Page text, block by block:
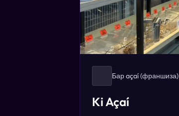
Бар açaí (франшиза)
Ki Açaí